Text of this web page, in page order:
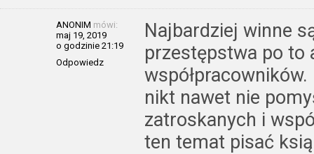
ANONIM mówi:
maj 19, 2019
o godzinie 21:19
Odpowiedz
Najbardziej winne
przestępstwa po to
nikt nawet nie
zatroskanych i
ten temat pisać